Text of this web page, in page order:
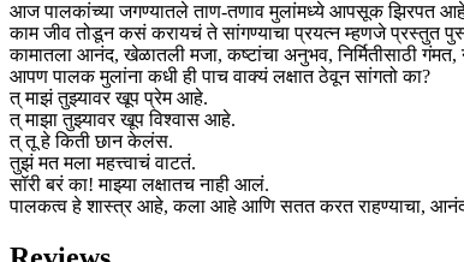
आज पालकांच्या जगण्यातले ताण-तणाव मुलांमध्ये आपसूक झिरपत
काम जीव तोडून कसं करायचं ते सांगण्याचा प्रयत्न म्हणजे प्रस्तुत
कामातला आनंद, खेळातली मजा, कष्टांचा अनुभव, निर्मितीसाठी गंमत,
आपण पालक मुलांना कधी ही पाच वाक्यं लक्षात ठेवून सांगतो का?
त् माझं तुझ्यावर खूप प्रेम आहे.
त् माझा तुझ्यावर खूप विश्वास आहे.
त् तू हे किती छान केलंस.
तुझं मत मला महत्त्वाचं वाटतं.
सॉरी बरं का! माझ्या लक्षातच नाही आलं.
पालकत्व हे शास्त्र आहे, कला आहे आणि सतत करत राहण्याचा,